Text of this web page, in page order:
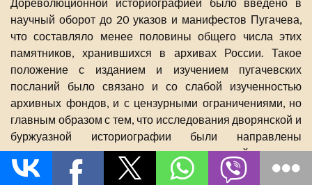
Дореволюционной историографией было введено в
научный оборот до 20 указов и манифестов Пугачева,
что составляло менее половины общего числа этих
памятников, хранившихся в архивах России. Такое
положение с изданием и изучением пугачевских
посланий было связано и со слабой изученностью
архивных фондов, и с цензурными ограничениями, но
главным образом с тем, что исследования дворянской и
буржуазной историографии были направлены
преимущественно на изучение карательной политики
правительства, местных властей и церкви, а также на